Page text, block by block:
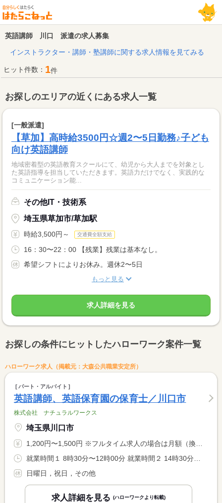
英語講師 川口 派遣の求人募集
インストラクター・講師・塾講師に関する求人情報を見てみる
ヒット件数： 1件
お探しのエリアの近くにある求人一覧
[一般派遣]
【草加】高時給3500円☆週2〜5日勤務♪子ども
向け英語講師
地域密着型の英語教育スクールにて、幼児から大人までを対象とし
た英語指導を担当していただきます。英語力だけでなく、実践的な
コミュニケーション能...
その他IT・技術系
埼玉県草加市/草加駅
時給3,500円～ 交通費全額支給
16：30〜22：00 【残業】残業は基本なし。
希望シフトによりお休み。週休2〜5日
もっと見る
求人詳細を見る
お探しの条件にヒットしたハローワーク案件一覧
ハローワーク求人（掲載元：大森公共職業安定所）
パート・アルバイト
英語講師、英語保育園の保育士／川口市
株式会社 ナチュラルワークス
埼玉県川口市
1,200円〜1,500円 ※フルタイム求人の場合は月額（換算額）、パート求人の場合は時間額を表示しています。
就業時間１ 8時30分〜12時00分 就業時間２ 14時30分〜19時30分 又は 8時30分〜19時30分の時間の間の3時間以上 就業時間に関する特記事項 ＊上記は例示です。就業時間についてはご相談に応じます。 <BR> ＊１日３時間〜８時間 <BR> ※シフト制（月〜土）
日曜日，祝日，その他
求人詳細を見る (ハローワークより転載)